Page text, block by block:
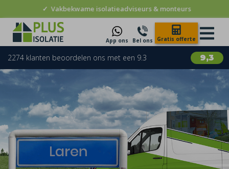
✓ Vakbekwame isolatieadviseurs & monteurs
App ons Bel ons Gratis offerte
9,3
2274 klanten beoordelen ons met een 9.3